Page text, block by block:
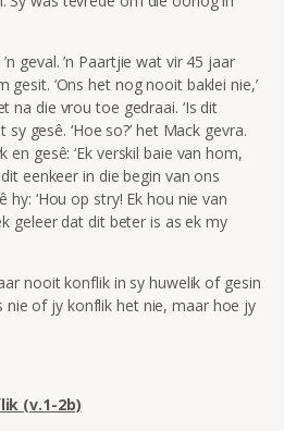
geval. ’n Paartjie wat vir 45 jaar
‘Ons het nog nooit baklei nie,’
na die vrou toe gedraai. ‘Is dit
sy gesê. ‘Hoe so?’ het Mack gevra.
gesê: ‘Ek verskil baie van hom,
eenkeer in die begin van ons
‘Hou op stry! Ek hou nie van
geleer dat dit beter is as ek my
nooit konflik in sy huwelik of gesin
nie of jy konflik het nie, maar hoe jy
(v.1-2b)